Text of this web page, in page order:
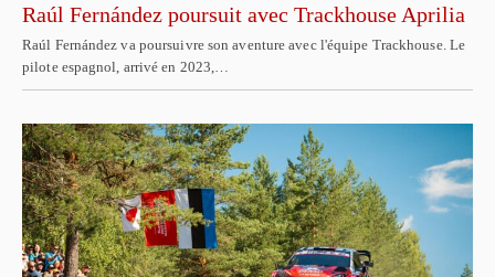
Raúl Fernández poursuit avec Trackhouse Aprilia
Raúl Fernández va poursuivre son aventure avec l'équipe Trackhouse. Le
pilote espagnol, arrivé en 2023,…